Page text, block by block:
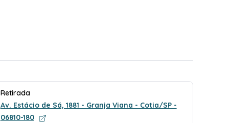
Retirada
Av. Estácio de Sá, 1881 - Granja Viana - Cotia/SP -
06810-180